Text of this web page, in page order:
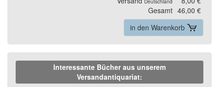
Gesamt 46,00 €
in den Warenkorb
Interessante Bücher aus unserem
Versandantiquariat: